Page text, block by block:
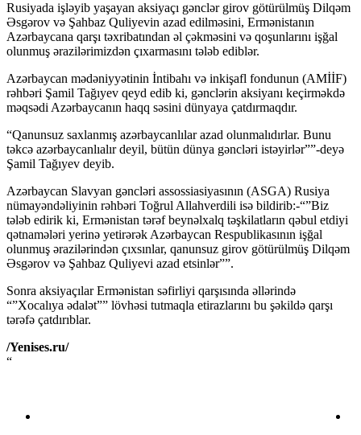
Rusiyada işləyib yaşayan aksiyaçı gənclər girov götürülmüş Dilqəm
Əsgərov və Şahbaz Quliyevin azad edilməsini, Ermənistanın
Azərbaycana qarşı təxribatından əl çəkməsini və qoşunlarını işğal
olunmuş ərazilərimizdən çıxarmasını tələb ediblər.
Azərbaycan mədəniyyətinin İntibahı və inkişafl fondunun (AMİİF)
rəhbəri Şamil Tağıyev qeyd edib ki, gənclərin aksiyanı keçirməkdə
məqsədi Azərbaycanın haqq səsini dünyaya çatdırmaqdır.
“Qanunsuz saxlanmış azərbaycanlılar azad olunmalıdırlar. Bunu
təkcə azərbaycanlıalır deyil, bütün dünya gəncləri istəyirlər””-deyə
Şamil Tağıyev deyib.
Azərbaycan Slavyan gəncləri assossiasiyasının (ASGA) Rusiya
nümayəndəliyinin rəhbəri Toğrul Allahverdili isə bildirib:-“”Biz
tələb edirik ki, Ermənistan tərəf beynəlxalq təşkilatların qəbul etdiyi
qətnamələri yerinə yetirərək Azərbaycan Respublikasının işğal
olunmuş ərazilərindən çıxsınlar, qanunsuz girov götürülmüş Dilqəm
Əsgərov və Şahbaz Quliyevi azad etsinlər””.
Sonra aksiyaçılar Ermənistan səfirliyi qarşısında əllərində
“”Xocalıya ədalət”” lövhəsi tutmaqla etirazlarını bu şəkildə qarşı
tərəfə çatdırıblar.
/Yenises.ru/
“